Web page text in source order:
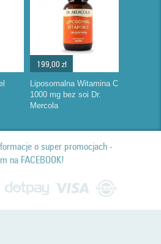
199,00 zł
Liposomalna Witamina C
1000 mg bez soi Dr.
Mercola
o super promocjach -
na FACEBOOK!